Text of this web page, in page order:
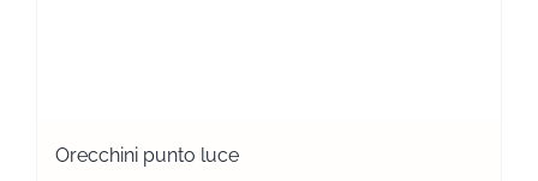
Orecchini punto luce